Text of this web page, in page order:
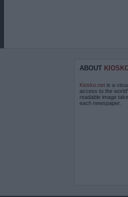
ABOUT
Kiosko.net is a
access to the
readable image
each newspaper.